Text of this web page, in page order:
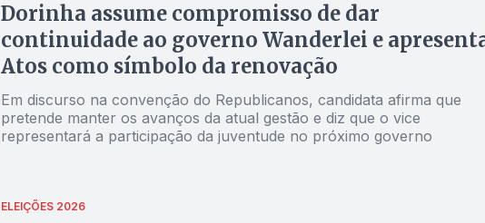
Dorinha assume compromisso de dar
continuidade ao governo Wanderlei e
Atos como símbolo da renovação
Em discurso na convenção do Republicanos, candidata afirma que
pretende manter os avanços da atual gestão e diz que o vice
representará a participação da juventude no próximo governo
ELEIÇÕES 2026